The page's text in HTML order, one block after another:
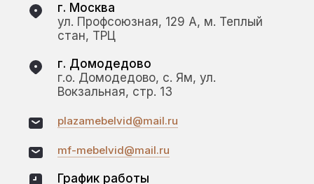
г. Москва
ул. Профсоюзная, 129 А, м. Теплый
стан, ТРЦ
г. Домодедово
г.о. Домодедово, с. Ям, ул.
Вокзальная, стр. 13
plazamebelvid@mail.ru
mf-mebelvid@mail.ru
График работы